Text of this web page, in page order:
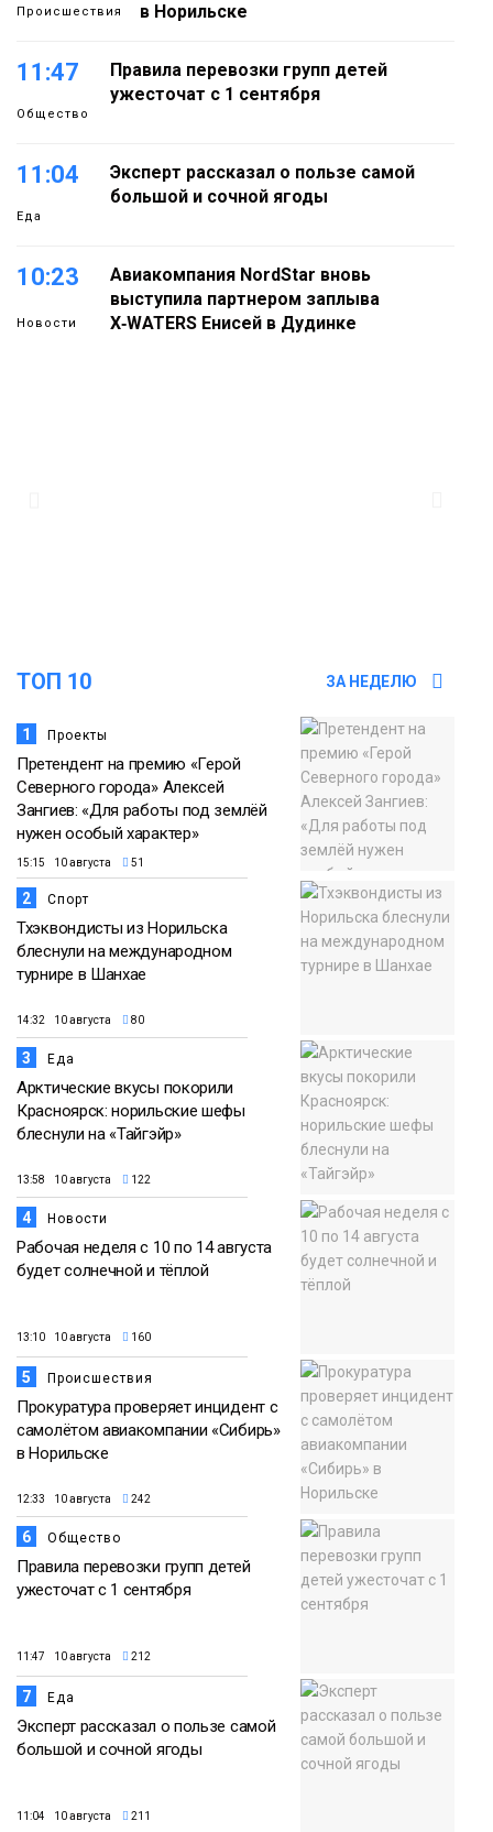
Происшествия
в Норильске
11:47
Общество
Правила перевозки групп детей
ужесточат с 1 сентября
11:04
Еда
Эксперт рассказал о пользе самой
большой и сочной ягоды
10:23
Новости
Авиакомпания NordStar вновь
выступила партнером заплыва
X‑WATERS Енисей в Дудинке
ТОП 10 ЗА НЕДЕЛЮ
1 Проекты
Претендент на премию «Герой
Северного города» Алексей
Зангиев: «Для работы под землёй
нужен особый характер»
15:15 10 августа 51
2 Спорт
Тхэквондисты из Норильска
блеснули на международном
турнире в Шанхае
14:32 10 августа 80
3 Еда
Арктические вкусы покорили
Красноярск: норильские шефы
блеснули на «Тайгэйр»
13:58 10 августа 122
4 Новости
Рабочая неделя с 10 по 14 августа
будет солнечной и тёплой
13:10 10 августа 160
5 Происшествия
Прокуратура проверяет инцидент с
самолётом авиакомпании «Сибирь»
в Норильске
12:33 10 августа 242
6 Общество
Правила перевозки групп детей
ужесточат с 1 сентября
11:47 10 августа 212
7 Еда
Эксперт рассказал о пользе самой
большой и сочной ягоды
11:04 10 августа 211